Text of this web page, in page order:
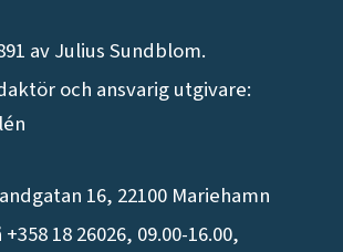
av Julius Sundblom.
och ansvarig utgivare:
16, 22100 Mariehamn
18 26026, 09.00-16.00,